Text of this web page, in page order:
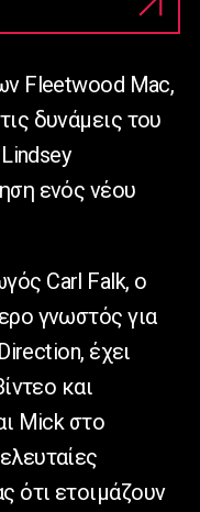
Fleetwood Mac,
δυνάμεις του
ενός νέου
Carl Falk, ο
γνωστός για
έχει
και
Mick στο
ότι ετοιμάζουν